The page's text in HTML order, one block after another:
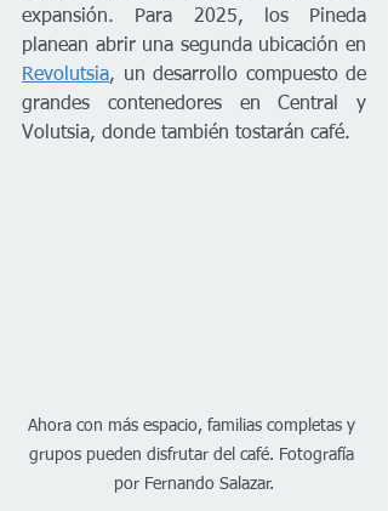
expansión. Para 2025, los Pineda
Revolutsia, un desarrollo compuesto de
grandes contenedores en Central y
Volutsia, donde también tostarán café.
Ahora con más espacio, familias completas y
grupos pueden disfrutar del café. Fotografía
por Fernando Salazar.